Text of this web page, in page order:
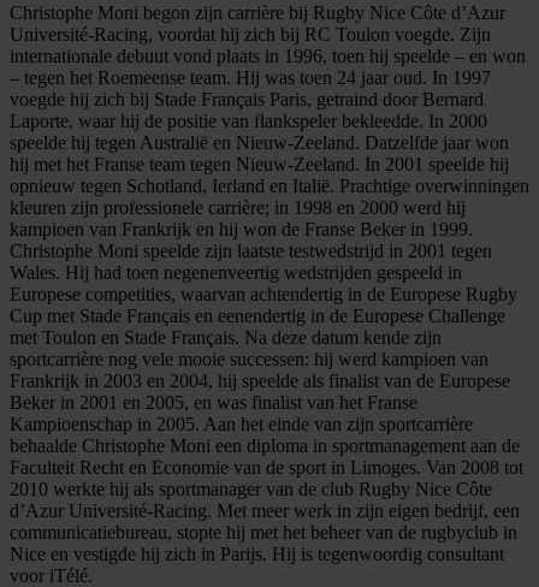
Christophe Moni begon zijn carrière bij Rugby Nice Côte d’Azur
Université-Racing, voordat hij zich bij RC Toulon voegde. Zijn
internationale debuut vond plaats in 1996, toen hij speelde – en won
– tegen het Roemeense team. Hij was toen 24 jaar oud. In 1997
voegde hij zich bij Stade Français Paris, getraind door Bernard
Laporte, waar hij de positie van flankspeler bekleedde. In 2000
speelde hij tegen Australië en Nieuw-Zeeland. Datzelfde jaar won
hij met het Franse team tegen Nieuw-Zeeland. In 2001 speelde hij
opnieuw tegen Schotland, Ierland en Italië. Prachtige overwinningen
kleuren zijn professionele carrière; in 1998 en 2000 werd hij
kampioen van Frankrijk en hij won de Franse Beker in 1999.
Christophe Moni speelde zijn laatste testwedstrijd in 2001 tegen
Wales. Hij had toen negenenveertig wedstrijden gespeeld in
Europese competities, waarvan achtendertig in de Europese Rugby
Cup met Stade Français en eenendertig in de Europese Challenge
met Toulon en Stade Français. Na deze datum kende zijn
sportcarrière nog vele mooie successen: hij werd kampioen van
Frankrijk in 2003 en 2004, hij speelde als finalist van de Europese
Beker in 2001 en 2005, en was finalist van het Franse
Kampioenschap in 2005. Aan het einde van zijn sportcarrière
behaalde Christophe Moni een diploma in sportmanagement aan de
Faculteit Recht en Economie van de sport in Limoges. Van 2008 tot
2010 werkte hij als sportmanager van de club Rugby Nice Côte
d’Azur Université-Racing. Met meer werk in zijn eigen bedrijf, een
communicatiebureau, stopte hij met het beheer van de rugbyclub in
Nice en vestigde hij zich in Parijs. Hij is tegenwoordig consultant
voor iTélé.